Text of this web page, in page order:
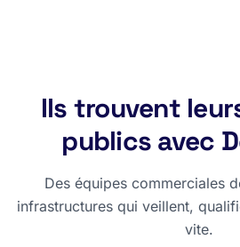
Ils trouvent
publics avec
Des équipes commerciales
infrastructures qui veillent,
vite.